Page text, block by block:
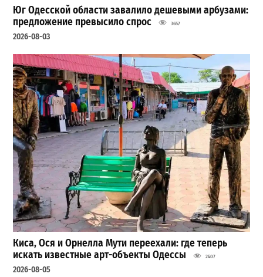
Юг Одесской области завалило дешевыми арбузами:
предложение превысило спрос
3657
2026-08-03
Киса, Ося и Орнелла Мути переехали: где теперь
искать известные арт-объекты Одессы
2407
2026-08-05